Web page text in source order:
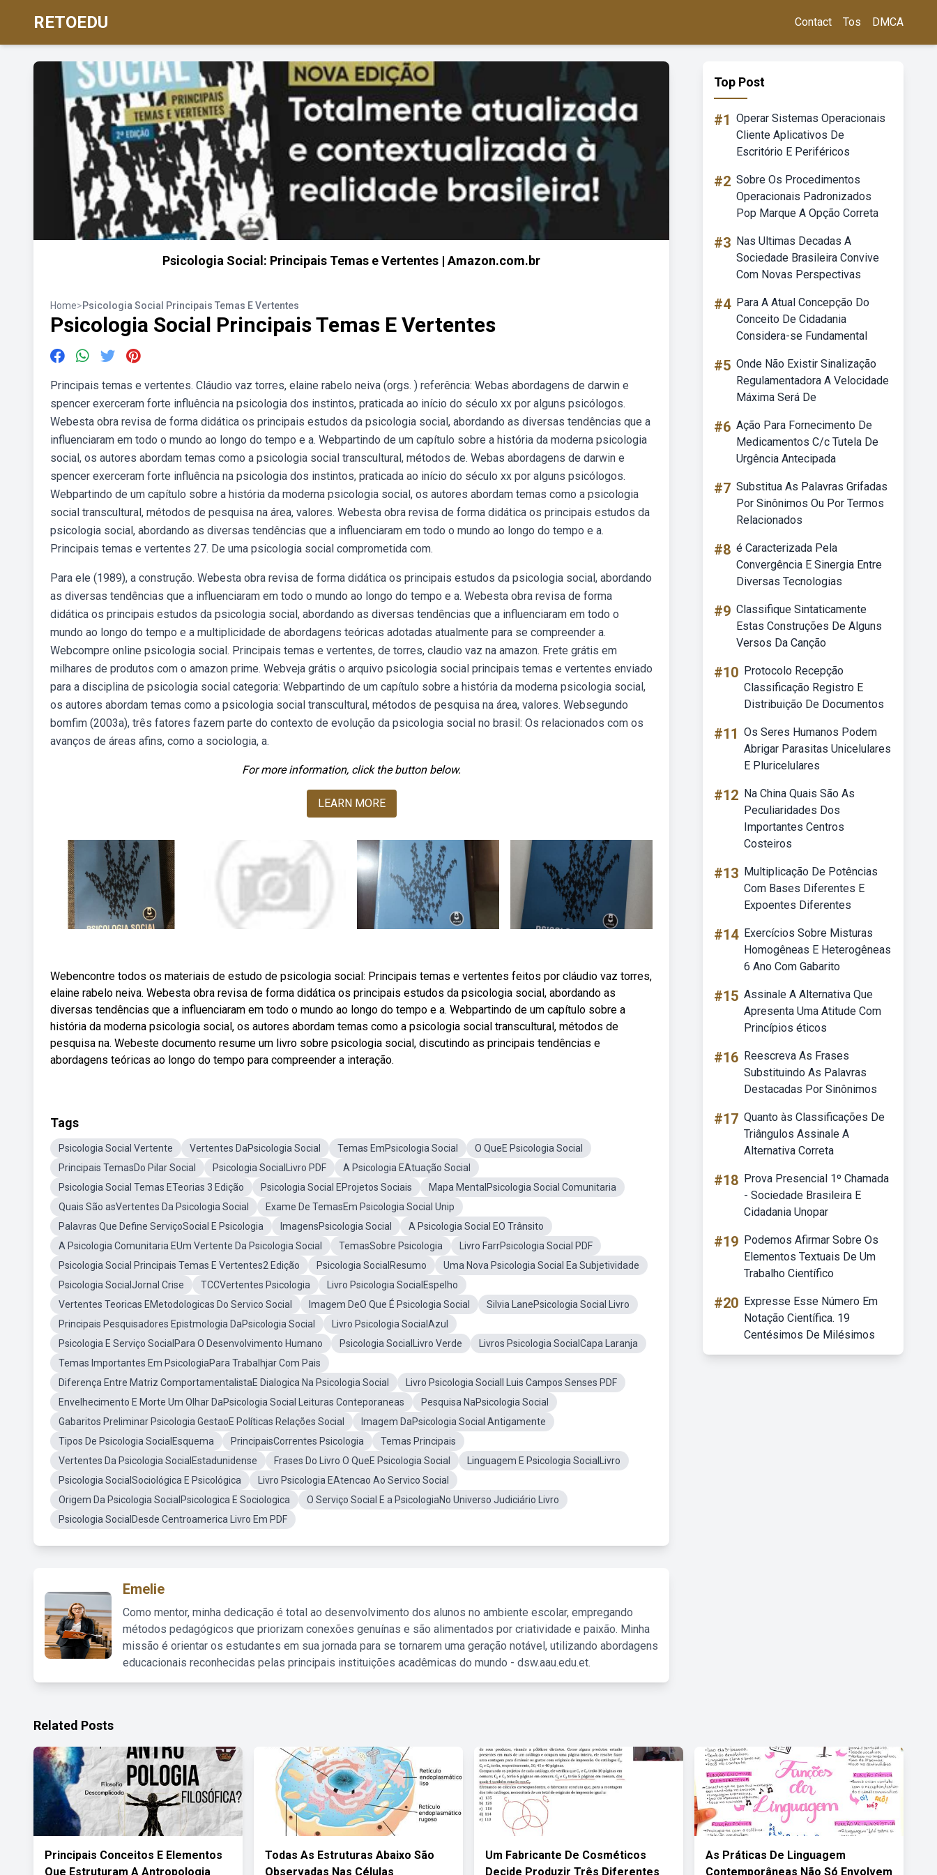
RETOEDU Contact Tos DMCA
Psicologia Social: Principais Temas e Vertentes | Amazon.com.br
Home>Psicologia Social Principais Temas E Vertentes
Psicologia Social Principais Temas E Vertentes
Principais temas e vertentes. Cláudio vaz torres, elaine rabelo neiva (orgs. ) referência: Webas abordagens de darwin e
spencer exerceram forte influência na psicologia dos instintos, praticada ao início do século xx por alguns psicólogos.
Webesta obra revisa de forma didática os principais estudos da psicologia social, abordando as diversas tendências que a
influenciaram em todo o mundo ao longo do tempo e a. Webpartindo de um capítulo sobre a história da moderna psicologia
social, os autores abordam temas como a psicologia social transcultural, métodos de. Webas abordagens de darwin e
spencer exerceram forte influência na psicologia dos instintos, praticada ao início do século xx por alguns psicólogos.
Webpartindo de um capítulo sobre a história da moderna psicologia social, os autores abordam temas como a psicologia
social transcultural, métodos de pesquisa na área, valores. Webesta obra revisa de forma didática os principais estudos da
psicologia social, abordando as diversas tendências que a influenciaram em todo o mundo ao longo do tempo e a.
Principais temas e vertentes 27. De uma psicologia social comprometida com.
Para ele (1989), a construção. Webesta obra revisa de forma didática os principais estudos da psicologia social, abordando
as diversas tendências que a influenciaram em todo o mundo ao longo do tempo e a. Webesta obra revisa de forma
didática os principais estudos da psicologia social, abordando as diversas tendências que a influenciaram em todo o
mundo ao longo do tempo e a multiplicidade de abordagens teóricas adotadas atualmente para se compreender a.
Webcompre online psicologia social. Principais temas e vertentes, de torres, claudio vaz na amazon. Frete grátis em
milhares de produtos com o amazon prime. Webveja grátis o arquivo psicologia social principais temas e vertentes enviado
para a disciplina de psicologia social categoria: Webpartindo de um capítulo sobre a história da moderna psicologia social,
os autores abordam temas como a psicologia social transcultural, métodos de pesquisa na área, valores. Websegundo
bomfim (2003a), três fatores fazem parte do contexto de evolução da psicologia social no brasil: Os relacionados com os
avanços de áreas afins, como a sociologia, a.
For more information, click the button below.
LEARN MORE
Webencontre todos os materiais de estudo de psicologia social: Principais temas e vertentes feitos por cláudio vaz torres,
elaine rabelo neiva. Webesta obra revisa de forma didática os principais estudos da psicologia social, abordando as
diversas tendências que a influenciaram em todo o mundo ao longo do tempo e a. Webpartindo de um capítulo sobre a
história da moderna psicologia social, os autores abordam temas como a psicologia social transcultural, métodos de
pesquisa na. Webeste documento resume um livro sobre psicologia social, discutindo as principais tendências e
abordagens teóricas ao longo do tempo para compreender a interação.
Tags
Psicologia Social Vertente Vertentes DaPsicologia Social Temas EmPsicologia Social
O QueE Psicologia Social
Principais TemasDo Pilar Social
Psicologia SocialLivro PDF
A Psicologia EAtuação Social
Psicologia Social Temas ETeorias 3 Edição
Psicologia Social EProjetos Sociais
Mapa MentalPsicologia Social Comunitaria
Quais São asVertentes Da Psicologia Social
Exame De TemasEm Psicologia Social Unip
Palavras Que Define ServiçoSocial E Psicologia
ImagensPsicologia Social
A Psicologia Social EO Trânsito
A Psicologia Comunitaria EUm Vertente Da Psicologia Social
TemasSobre Psicologia
Livro FarrPsicologia Social PDF
Psicologia Social Principais Temas E Vertentes2 Edição
Psicologia SocialResumo
Uma Nova Psicologia Social Ea Subjetividade
Psicologia SocialJornal Crise
TCCVertentes Psicologia
Livro Psicologia SocialEspelho
Vertentes Teoricas EMetodologicas Do Servico Social
Imagem DeO Que É Psicologia Social
Silvia LanePsicologia Social Livro
Principais Pesquisadores Epistmologia DaPsicologia Social
Livro Psicologia SocialAzul
Psicologia E Serviço SocialPara O Desenvolvimento Humano
Psicologia SocialLivro Verde
Livros Psicologia SocialCapa Laranja
Temas Importantes Em PsicologiaPara Trabalhjar Com Pais
Diferença Entre Matriz ComportamentalistaE Dialogica Na Psicologia Social
Livro Psicologia SocialI Luis Campos Senses PDF
Envelhecimento E Morte Um Olhar DaPsicologia Social Leituras Conteporaneas
Pesquisa NaPsicologia Social
Gabaritos Preliminar Psicologia GestaoE Políticas Relações Social
Imagem DaPsicologia Social Antigamente
Tipos De Psicologia SocialEsquema
PrincipaisCorrentes Psicologia
Temas Principais
Vertentes Da Psicologia SocialEstadunidense
Frases Do Livro O QueE Psicologia Social
Linguagem E Psicologia SocialLivro
Psicologia SocialSociológica E Psicológica
Livro Psicologia EAtencao Ao Servico Social
Origem Da Psicologia SocialPsicologica E Sociologica
O Serviço Social E a PsicologiaNo Universo Judiciário Livro
Psicologia SocialDesde Centroamerica Livro Em PDF
Emelie
Como mentor, minha dedicação é total ao desenvolvimento dos alunos no ambiente escolar, empregando
métodos pedagógicos que priorizam conexões genuínas e são alimentados por criatividade e paixão. Minha
missão é orientar os estudantes em sua jornada para se tornarem uma geração notável, utilizando abordagens
educacionais reconhecidas pelas principais instituições acadêmicas do mundo - dsw.aau.edu.et.
Top Post
#1 Operar Sistemas Operacionais
Cliente Aplicativos De
Escritório E Periféricos
#2 Sobre Os Procedimentos
Operacionais Padronizados
Pop Marque A Opção Correta
#3 Nas Ultimas Decadas A
Sociedade Brasileira Convive
Com Novas Perspectivas
#4 Para A Atual Concepção Do
Conceito De Cidadania
Considera-se Fundamental
#5 Onde Não Existir Sinalização
Regulamentadora A Velocidade
Máxima Será De
#6 Ação Para Fornecimento De
Medicamentos C/c Tutela De
Urgência Antecipada
#7 Substitua As Palavras Grifadas
Por Sinônimos Ou Por Termos
Relacionados
#8 é Caracterizada Pela
Convergência E Sinergia Entre
Diversas Tecnologias
#9 Classifique Sintaticamente
Estas Construções De Alguns
Versos Da Canção
#10 Protocolo Recepção
Classificação Registro E
Distribuição De Documentos
#11 Os Seres Humanos Podem
Abrigar Parasitas Unicelulares
E Pluricelulares
#12 Na China Quais São As
Peculiaridades Dos
Importantes Centros
Costeiros
#13 Multiplicação De Potências
Com Bases Diferentes E
Expoentes Diferentes
#14 Exercícios Sobre Misturas
Homogêneas E Heterogêneas
6 Ano Com Gabarito
#15 Assinale A Alternativa Que
Apresenta Uma Atitude Com
Princípios éticos
#16 Reescreva As Frases
Substituindo As Palavras
Destacadas Por Sinônimos
#17 Quanto às Classificações De
Triângulos Assinale A
Alternativa Correta
#18 Prova Presencial 1º Chamada
- Sociedade Brasileira E
Cidadania Unopar
#19 Podemos Afirmar Sobre Os
Elementos Textuais De Um
Trabalho Científico
#20 Expresse Esse Número Em
Notação Científica. 19
Centésimos De Milésimos
Related Posts
Principais Conceitos E Elementos
Que Estruturam A Antropologia
Todas As Estruturas Abaixo São
Observadas Nas Células
Um Fabricante De Cosméticos
Decide Produzir Três Diferentes
As Práticas De Linguagem
Contemporâneas Não Só Envolvem